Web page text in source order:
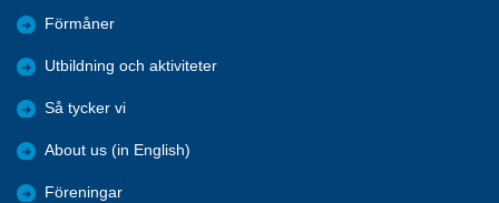
Förmåner
Utbildning och aktiviteter
Så tycker vi
About us (in English)
Föreningar